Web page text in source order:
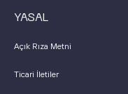
YASAL
Açık Rıza Metni
Ticari İletiler